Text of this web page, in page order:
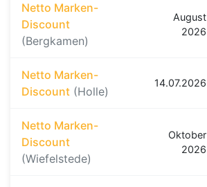
Netto Marken-
Discount
(Bergkamen)
August
2026
Netto Marken-
Discount (Holle)
14.07.2026
Netto Marken-
Discount
(Wiefelstede)
Oktober
2026